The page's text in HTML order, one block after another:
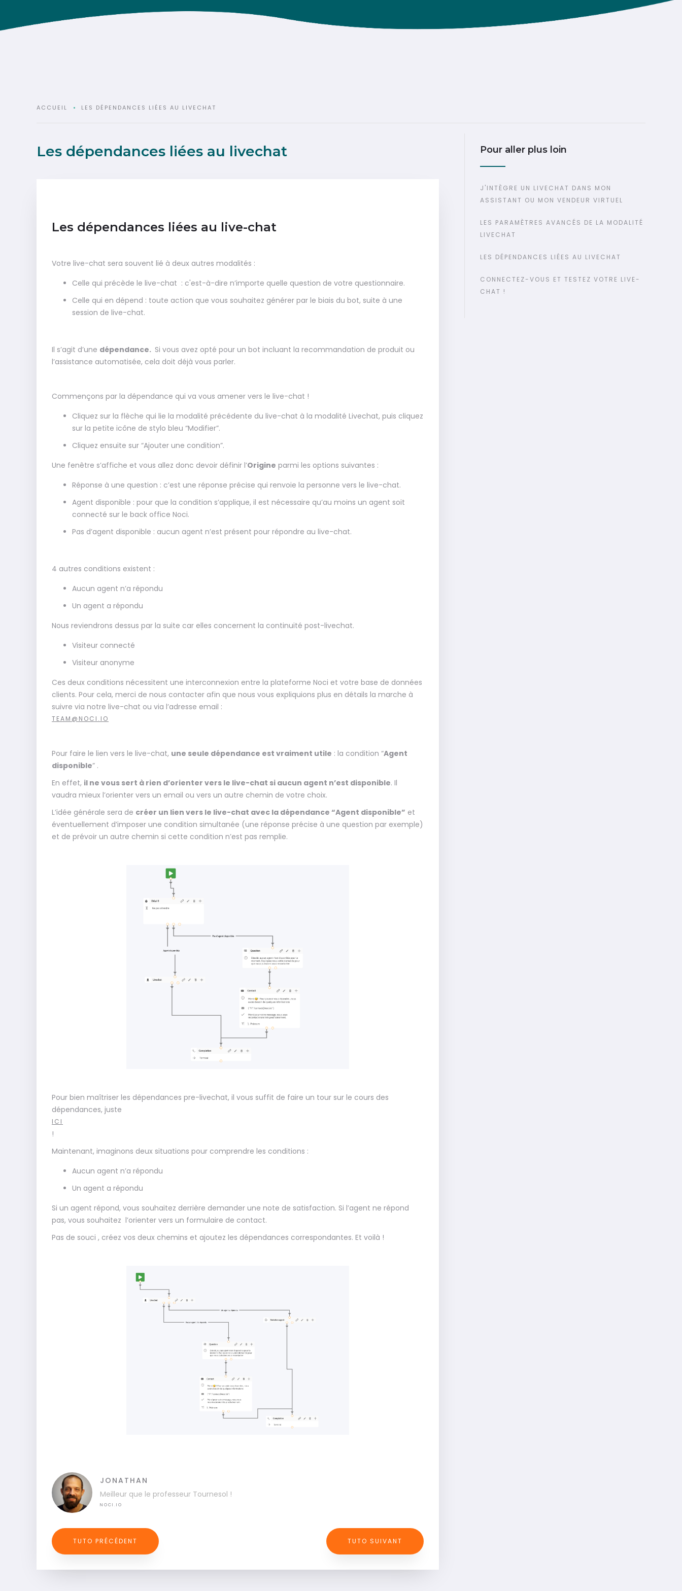
ACCUEIL LES DÉPENDANCES LIÉES AU LIVECHAT
Les dépendances liées au livechat
Les dépendances liées au live-chat
Votre live-chat sera souvent lié à deux autres modalités :
Celle qui précède le live-chat : c'est-à-dire n’importe quelle question de votre questionnaire.
Celle qui en dépend : toute action que vous souhaitez générer par le biais du bot, suite à une
session de live-chat.
Il s’agit d’une dépendance. Si vous avez opté pour un bot incluant la recommandation de produit ou
l’assistance automatisée, cela doit déjà vous parler.
Commençons par la dépendance qui va vous amener vers le live-chat !
Cliquez sur la flèche qui lie la modalité précédente du live-chat à la modalité Livechat, puis cliquez
sur la petite icône de stylo bleu “Modifier”.
Cliquez ensuite sur “Ajouter une condition”.
Une fenêtre s’affiche et vous allez donc devoir définir l’Origine parmi les options suivantes :
Réponse à une question : c’est une réponse précise qui renvoie la personne vers le live-chat.
Agent disponible : pour que la condition s’applique, il est nécessaire qu’au moins un agent soit
connecté sur le back office Noci.
Pas d’agent disponible : aucun agent n’est présent pour répondre au live-chat.
4 autres conditions existent :
Aucun agent n’a répondu
Un agent a répondu
Nous reviendrons dessus par la suite car elles concernent la continuité post-livechat.
Visiteur connecté
Visiteur anonyme
Ces deux conditions nécessitent une interconnexion entre la plateforme Noci et votre base de données
clients. Pour cela, merci de nous contacter afin que nous vous expliquions plus en détails la marche à
suivre via notre live-chat ou via l’adresse email :
TEAM@NOCI.IO
Pour faire le lien vers le live-chat, une seule dépendance est vraiment utile : la condition “Agent
disponible” .
En effet, il ne vous sert à rien d’orienter vers le live-chat si aucun agent n’est disponible. Il
vaudra mieux l’orienter vers un email ou vers un autre chemin de votre choix.
L’idée générale sera de créer un lien vers le live-chat avec la dépendance “Agent disponible” et
éventuellement d’imposer une condition simultanée (une réponse précise à une question par exemple)
et de prévoir un autre chemin si cette condition n’est pas remplie.
Pour bien maîtriser les dépendances pre-livechat, il vous suffit de faire un tour sur le cours des
dépendances, juste
ICI
!
Maintenant, imaginons deux situations pour comprendre les conditions :
Aucun agent n’a répondu
Un agent a répondu
Si un agent répond, vous souhaitez derrière demander une note de satisfaction. Si l’agent ne répond
pas, vous souhaitez l’orienter vers un formulaire de contact.
Pas de souci , créez vos deux chemins et ajoutez les dépendances correspondantes. Et voilà !
JONATHAN
Meilleur que le professeur Tournesol !
NOCI.IO
TUTO PRÉCÉDENT TUTO SUIVANT
Pour aller plus loin
J'INTÈGRE UN LIVECHAT DANS MON
ASSISTANT OU MON VENDEUR VIRTUEL
LES PARAMÈTRES AVANCÉS DE LA MODALITÉ
LIVECHAT
LES DÉPENDANCES LIÉES AU LIVECHAT
CONNECTEZ-VOUS ET TESTEZ VOTRE LIVE-
CHAT !